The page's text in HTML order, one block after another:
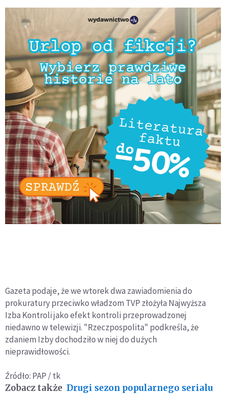
Gazeta podaje, że we wtorek dwa zawiadomienia do
prokuratury przeciwko władzom TVP złożyła Najwyższa
Izba Kontroli jako efekt kontroli przeprowadzonej
niedawno w telewizji. "Rzeczpospolita" podkreśla, że
zdaniem Izby dochodziło w niej do dużych
nieprawidłowości.
Źródło: PAP / tk
Zobacz także Drugi sezon popularnego serialu